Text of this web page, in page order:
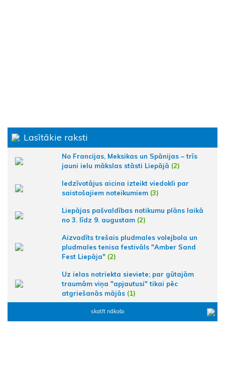
Lasītākie raksti
No Francijas, Meksikas un Spānijas – trīs
jauni ielu mākslas stāsti Liepājā (2)
Iedzīvotājus aicina izteikt viedokli par
saistošajiem noteikumiem (3)
Liepājas pašvaldības notikumu plāns laikā
no 3. līdz 9. augustam (2)
Aizvadīts trešais pludmales volejbola un
pludmales tenisa festivāls "Amber Sand
Fest Liepāja" (2)
Uz ielas notriekta sieviete; par gūtajām
traumām viņa "apjautusi" tikai pēc
atgriešanās mājās (1)
skatīt nākošo